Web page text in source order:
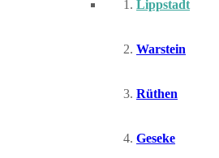
Lippstadt
Warstein
Rüthen
Geseke